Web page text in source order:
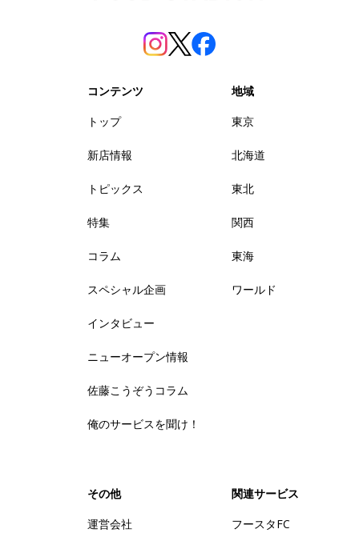
コンテンツ
トップ
新店情報
トピックス
特集
コラム
スペシャル企画
インタビュー
ニューオープン情報
佐藤こうぞうコラム
俺のサービスを聞け！
地域
東京
北海道
東北
関西
東海
ワールド
その他
運営会社
関連サービス
フースタFC